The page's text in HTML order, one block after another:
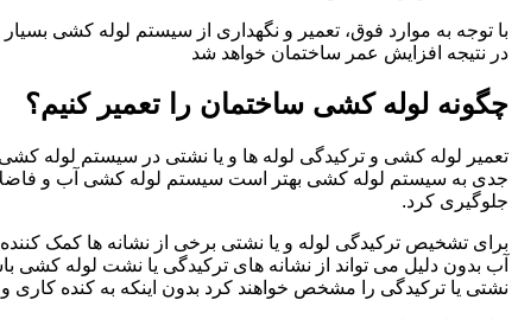
با توجه به موارد فوق، تعمیر و نگهداری از سیستم لوله کشی
در نتیجه افزایش عمر ساختمان خواهد شد
چگونه لوله کشی ساختمان را تعمیر کنیم؟
تعمیر لوله کشی و ترکیدگی لوله ها و یا نشتی در سیستم لوله
جدی به سیستم لوله کشی بهتر است سیستم لوله کشی آب و
جلوگیری کرد.
برای تشخیص ترکیدگی لوله و یا نشتی برخی از نشانه ها کمک
آب بدون دلیل می تواند از نشانه های ترکیدگی یا نشت لوله
نشتی یا ترکیدگی را مشخص خواهند کرد بدون اینکه به کنده کاری و